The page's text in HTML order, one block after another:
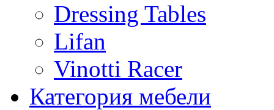
Dressing Tables
Lifan
Vinotti Racer
Категория мебели